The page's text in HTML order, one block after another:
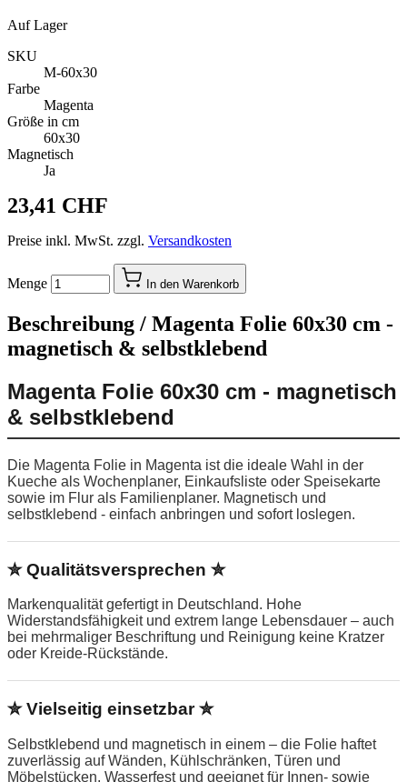
Auf Lager
SKU
M-60x30
Farbe
Magenta
Größe in cm
60x30
Magnetisch
Ja
23,41 CHF
Preise inkl. MwSt. zzgl. Versandkosten
Menge In den Warenkorb
Beschreibung / Magenta Folie 60x30 cm -
magnetisch & selbstklebend
Magenta Folie 60x30 cm - magnetisch
& selbstklebend
Die Magenta Folie in Magenta ist die ideale Wahl in der
Kueche als Wochenplaner, Einkaufsliste oder Speisekarte
sowie im Flur als Familienplaner. Magnetisch und
selbstklebend - einfach anbringen und sofort loslegen.
✮ Qualitätsversprechen ✮
Markenqualität gefertigt in Deutschland. Hohe
Widerstandsfähigkeit und extrem lange Lebensdauer – auch
bei mehrmaliger Beschriftung und Reinigung keine Kratzer
oder Kreide-Rückstände.
✮ Vielseitig einsetzbar ✮
Selbstklebend und magnetisch in einem – die Folie haftet
zuverlässig auf Wänden, Kühlschränken, Türen und
Möbelstücken. Wasserfest und geeignet für Innen- sowie